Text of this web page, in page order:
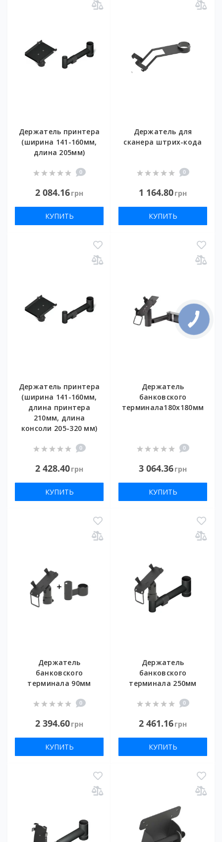
Держатель принтера
(ширина 141-160мм,
длина 205мм)
0
2 084.16грн
КУПИТЬ
Держатель для
сканера штрих-кода
0
1 164.80грн
КУПИТЬ
Держатель принтера
(ширина 141-160мм,
длина принтера
210мм, длина
консоли 205-320 мм)
0
2 428.40грн
КУПИТЬ
Держатель
банковского
терминала180х180мм
0
3 064.36грн
КУПИТЬ
Держатель
банковского
терминала 90мм
0
2 394.60грн
КУПИТЬ
Держатель
банковского
терминала 250мм
0
2 461.16грн
КУПИТЬ